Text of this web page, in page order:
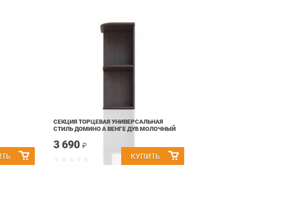
СЕКЦИЯ ТОРЦЕВАЯ УНИВЕРСАЛЬНАЯ
СТИЛЬ ДОМИНО А ВЕНГЕ ДУБ МОЛОЧНЫЙ
3 690 ₽